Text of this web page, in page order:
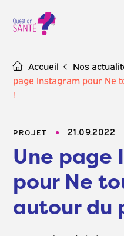
content
Accueil Nos
page Instagram pour Ne
!
PROJET 21.09.2022
Une page
pour Ne
autour du